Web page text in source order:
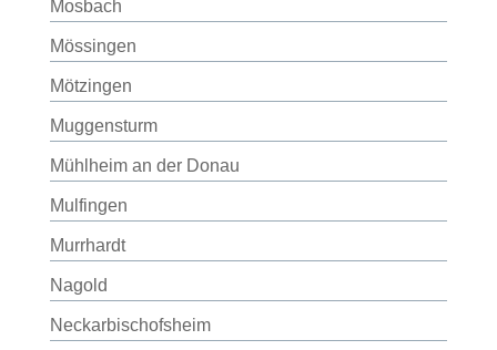
Mosbach
Mössingen
Mötzingen
Muggensturm
Mühlheim an der Donau
Mulfingen
Murrhardt
Nagold
Neckarbischofsheim